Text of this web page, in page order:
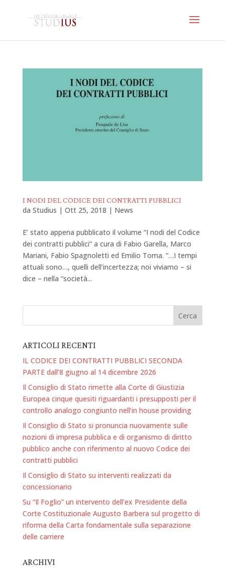
I NODI DEL CODICE DEI CONTRATTI PUBBLICI
da Studius | Ott 25, 2018 | News
E’ stato appena pubblicato il volume “I nodi del Codice
dei contratti pubblici” a cura di Fabio Garella, Marco
Mariani, Fabio Spagnoletti ed Emilio Toma. “…I tempi
attuali sono…, quelli dell’incertezza; noi viviamo – si
dice – nella “società...
ARTICOLI RECENTI
IL CODICE DEI CONTRATTI PUBBLICI SECONDA
PARTE dall’8 giugno al 14 dicembre 2026
Il Consiglio di Stato rimette alla Corte di Giustizia
Europea cinque quesiti riguardanti i presupposti per il
controllo analogo congiunto nell’in house providing
Il Consiglio di Stato si pronuncia nuovamente sulle
nozioni di impresa pubblica e di organismo di diritto
pubblico anche con riferimento al nuovo Codice dei
contratti pubblici
Il Consiglio di Stato su interventi realizzati da
concessionario
Su “Il Foglio” un intervento dell’ex Presidente della
Corte Costituzionale Augusto Barbera sul progetto di
riforma della Carta fondamentale sulla separazione
delle carriere
ARCHIVI